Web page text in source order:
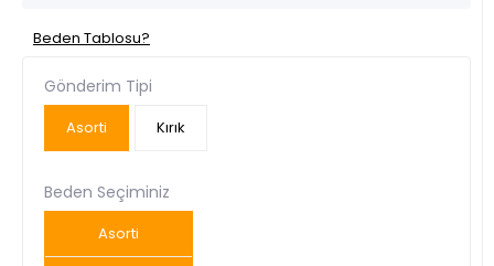
Beden Tablosu?
Gönderim Tipi
Asorti Kırık
Beden Seçiminiz
Asorti